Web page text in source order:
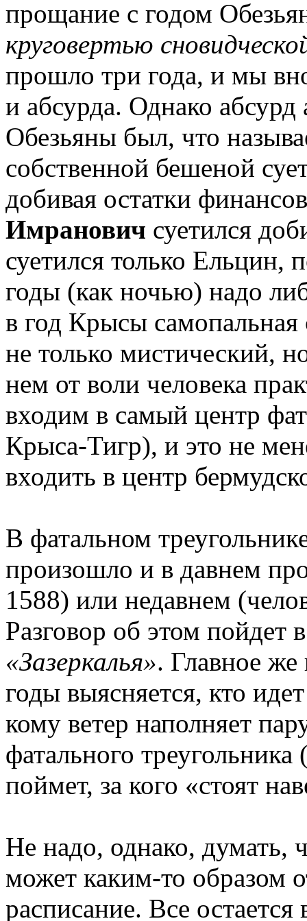
прощание с годом
круговертью
прошло три года, и мы
и абсурда. Однако
Обезьяны был, что
собственной бешеной
добивая остатки
Имранович суетился
суетился только Ельцин,
годы (как ночью) надо
в год Крысы самопальная
не только мистический,
нем от воли человека
входим в самый центр
Крыса-Тигр), и это не
входить в центр
В фатальном
произошло и в давнем
1588) или недавнем
Разговор об этом
«Зазеркалья». Главное же
годы выясняется, кто
кому ветер наполняет
фатального
поймет, за кого «стоят
Не надо, однако, думать,
может каким-то образом
расписание. Все